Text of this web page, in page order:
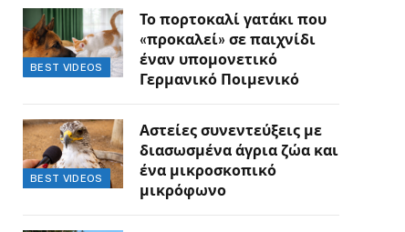
BEST VIDEOS
Το πορτοκαλί γατάκι που
«προκαλεί» σε παιχνίδι
έναν υπομονετικό
Γερμανικό Ποιμενικό
BEST VIDEOS
Αστείες συνεντεύξεις με
διασωσμένα άγρια ζώα και
ένα μικροσκοπικό
μικρόφωνο